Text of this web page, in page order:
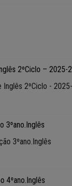
Inglês 2ºCiclo -
3ºano.Inglês